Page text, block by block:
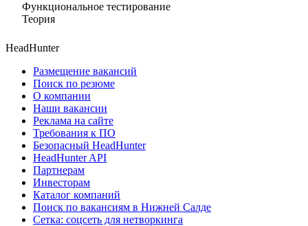
Функциональное тестирование
Теория
HeadHunter
Размещение вакансий
Поиск по резюме
О компании
Наши вакансии
Реклама на сайте
Требования к ПО
Безопасный HeadHunter
HeadHunter API
Партнерам
Инвесторам
Каталог компаний
Поиск по вакансиям в Нижней Салде
Сетка: соцсеть для нетворкинга